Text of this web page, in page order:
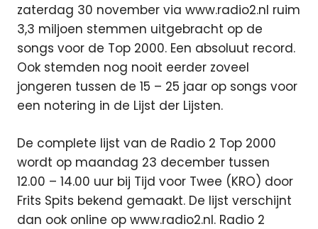
zaterdag 30 november via www.radio2.nl ruim
3,3 miljoen stemmen uitgebracht op de
songs voor de Top 2000. Een absoluut record.
Ook stemden nog nooit eerder zoveel
jongeren tussen de 15 – 25 jaar op songs voor
een notering in de Lijst der Lijsten.
De complete lijst van de Radio 2 Top 2000
wordt op maandag 23 december tussen
12.00 – 14.00 uur bij Tijd voor Twee (KRO) door
Frits Spits bekend gemaakt. De lijst verschijnt
dan ook online op www.radio2.nl. Radio 2